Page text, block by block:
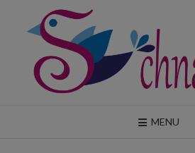
content
MENU